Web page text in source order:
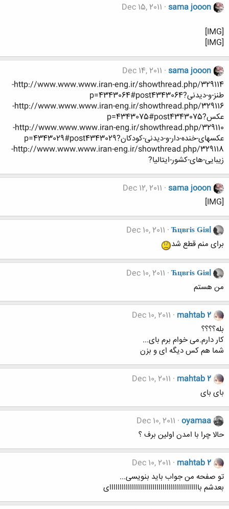
sama jooon
Dec 15, 2011
[IMG]
[IMG]
sama jooon
Dec 14, 2011
http://www.www.www.iran-eng.ir/showthread.php/329114-
طنز-و-دیدنی?p=4343064#post4343064
http://www.www.www.iran-eng.ir/showthread.php/329116-
عکس?p=4343075#post4343075
http://www.www.www.iran-eng.ir/showthread.php/329110-
عکسهای-خنده-دار-و-دیدنی-کودکان?p=4343029#post4343029
http://www.www.www.iran-eng.ir/showthread.php/329118-
زیبایی-های-کشور-ایتالیا?
sama jooon
Dec 12, 2011
[IMG]
Ћцвгіѕ Ǥіяl
Dec 10, 2011
برای منم قطع شد
Ћцвгіѕ Ǥіяl
Dec 10, 2011
من هستم
mahtab 2
Dec 10, 2011
بله؟؟؟؟
کار دارم.می خوام برم بای...
شما هم کس دیگه ای و بزن
mahtab 2
Dec 10, 2011
بای بای
oyamaa
Dec 10, 2011
حالا چرا با امدن اولین برف ؟
mahtab 2
Dec 10, 2011
تو صفحه من جواب باید بنویسی...
بعدشم باااااااااااااااااااااااااااااااااااااااااااای